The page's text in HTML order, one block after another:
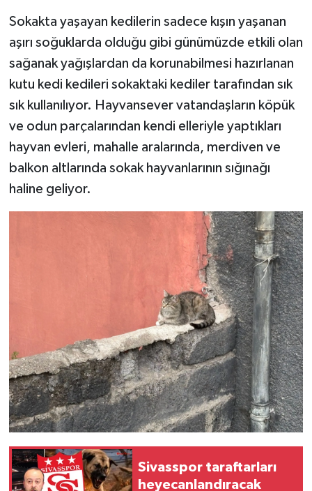
Sokakta yaşayan kedilerin sadece kışın yaşanan
aşırı soğuklarda olduğu gibi günümüzde etkili olan
sağanak yağışlardan da korunabilmesi hazırlanan
kutu kedi kedileri sokaktaki kediler tarafından sık
sık kullanılıyor. Hayvansever vatandaşların köpük
ve odun parçalarından kendi elleriyle yaptıkları
hayvan evleri, mahalle aralarında, merdiven ve
balkon altlarında sokak hayvanlarının sığınağı
haline geliyor.
Sivasspor taraftarları
heyecanlandıracak